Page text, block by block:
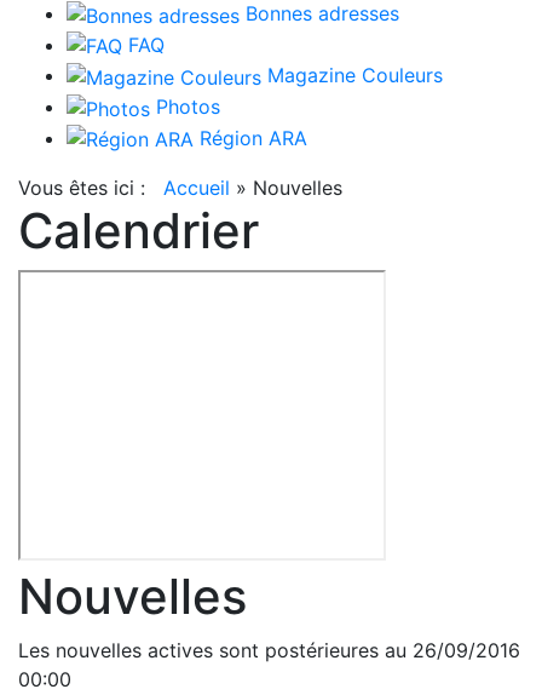
Bonnes adresses
FAQ
Magazine Couleurs
Photos
Région ARA
Vous êtes ici : Accueil » Nouvelles
Calendrier
Nouvelles
Les nouvelles actives sont postérieures au 26/09/2016
00:00